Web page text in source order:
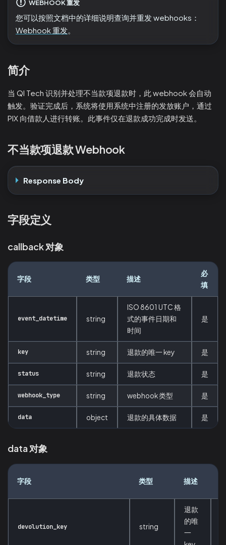
WEBHOOK 重发
您可以按照文档中的详细说明查询并重发 webhooks：
Webhook 重发。
简介
当 QI Tech 识别并处理不当款项退款时，此 webhook 会自动
触发。验证完成后，系统将使用系统中注册的发放账户，通过
PIX 向借款人进行转账。此事件仅在退款成功完成时发送。
不当款项退款 Webhook
Response Body
字段定义
callback 对象
字段 类型 描述
必
填
event_datetime string
ISO 8601 UTC 格
式的事件日期和
时间
是
key string 退款的唯一 key 是
status string 退款状态 是
webhook_type string webhook 类型 是
data object 退款的具体数据 是
data 对象
字段 类型 描述
devolution_key string
退款
的唯
一